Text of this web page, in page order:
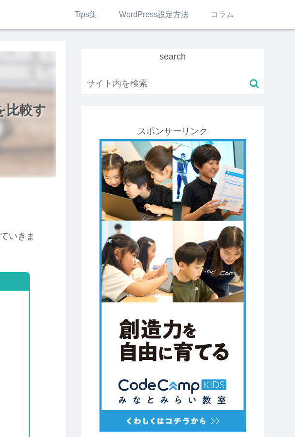
Tips集 WordPress設定方法 コラム
比較す
いきま
search
スポンサーリンク